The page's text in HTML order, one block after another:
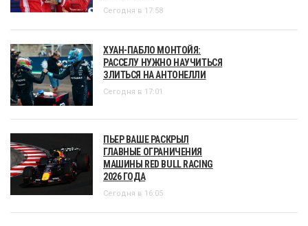
Сегодня в 17:58
ХУАН-ПАБЛО МОНТОЙЯ:
РАССЕЛУ НУЖНО НАУЧИТЬСЯ
ЗЛИТЬСЯ НА АНТОНЕЛЛИ
Сегодня в 17:01
ПЬЕР ВАШЕ РАСКРЫЛ
ГЛАВНЫЕ ОГРАНИЧЕНИЯ
МАШИНЫ RED BULL RACING
2026 ГОДА
Сегодня в 16:05